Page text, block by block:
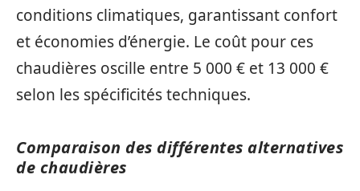
conditions climatiques, garantissant confort
et économies d’énergie. Le coût pour ces
chaudières oscille entre 5 000 € et 13 000 €
selon les spécificités techniques.
Comparaison des différentes alternatives
de chaudières